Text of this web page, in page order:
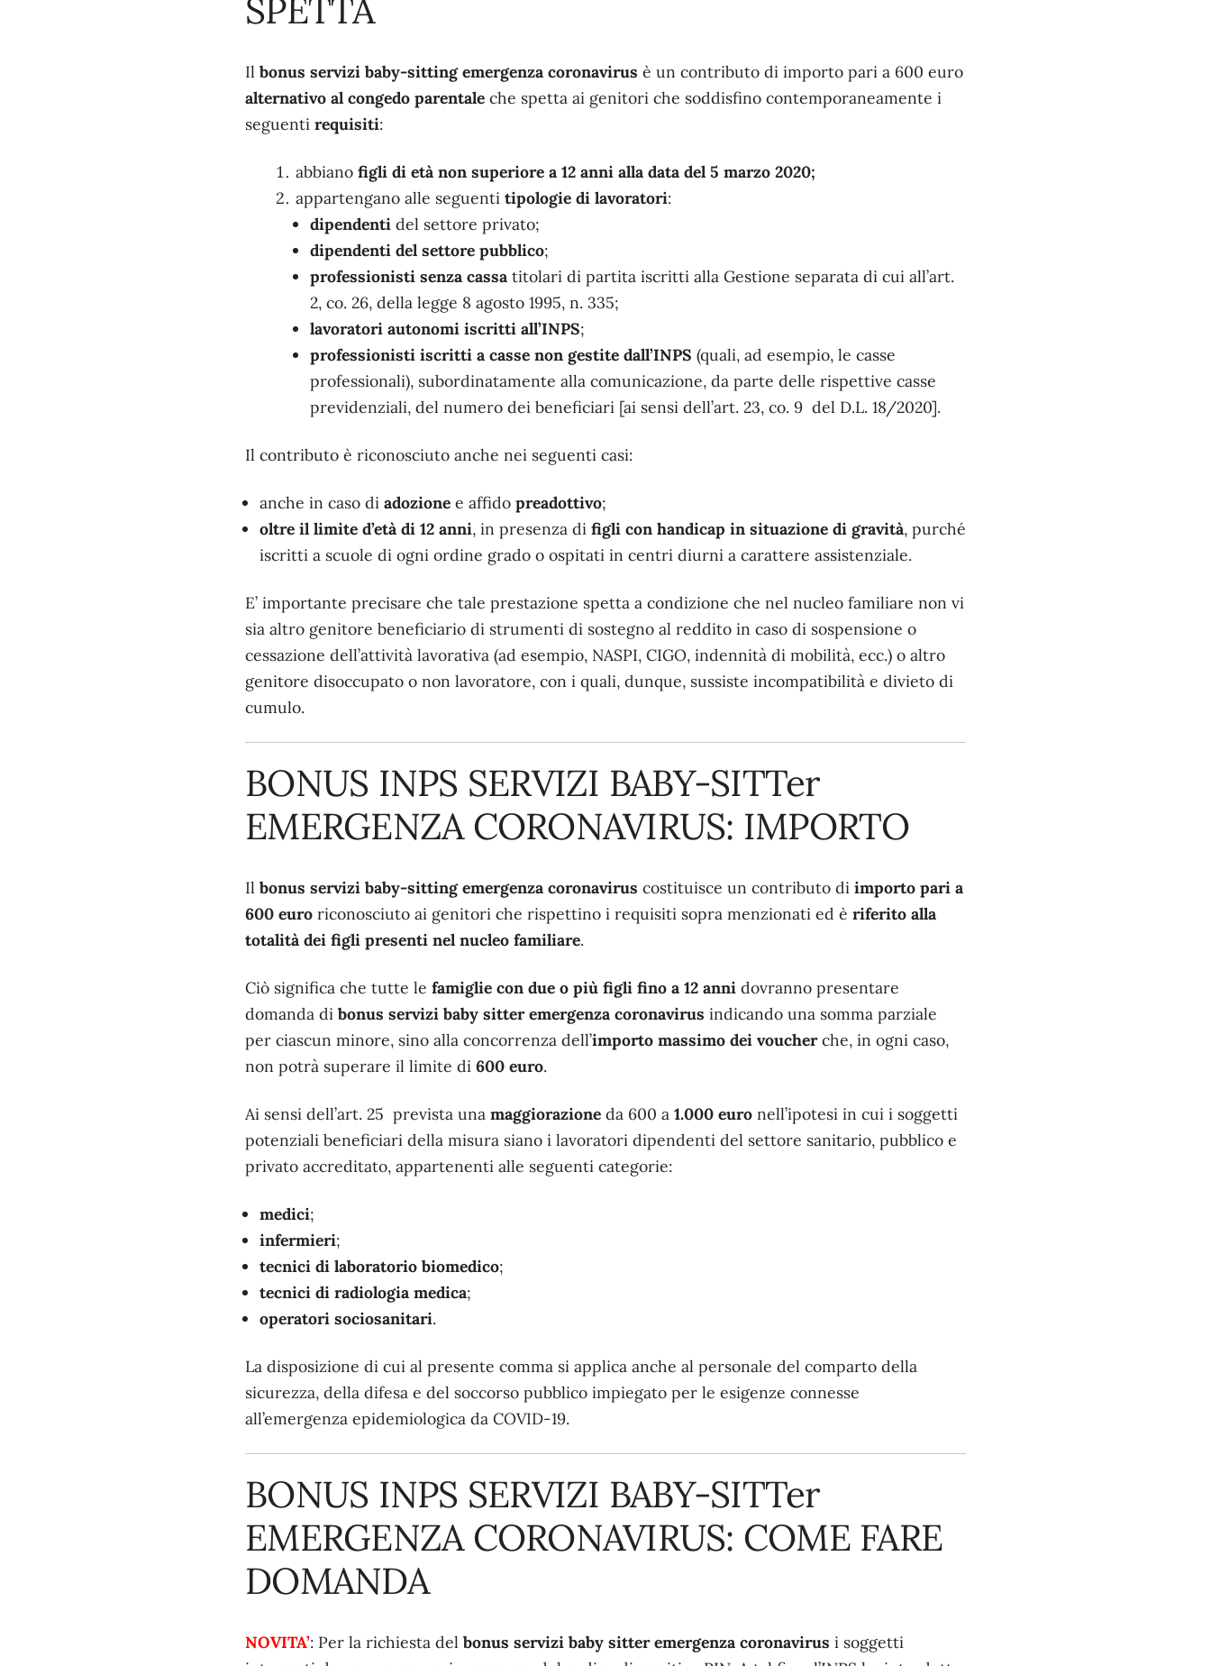
SPETTA
Il bonus servizi baby-sitting emergenza coronavirus è un contributo di importo pari a 600 euro
alternativo al congedo parentale che spetta ai genitori che soddisfino contemporaneamente i
seguenti requisiti:
abbiano figli di età non superiore a 12 anni alla data del 5 marzo 2020;
appartengano alle seguenti tipologie di lavoratori:
dipendenti del settore privato;
dipendenti del settore pubblico;
professionisti senza cassa titolari di partita iscritti alla Gestione separata di cui all’art.
2, co. 26, della legge 8 agosto 1995, n. 335;
lavoratori autonomi iscritti all’INPS;
professionisti iscritti a casse non gestite dall’INPS (quali, ad esempio, le casse
professionali), subordinatamente alla comunicazione, da parte delle rispettive casse
previdenziali, del numero dei beneficiari [ai sensi dell’art. 23, co. 9 del D.L. 18/2020].
Il contributo è riconosciuto anche nei seguenti casi:
anche in caso di adozione e affido preadottivo;
oltre il limite d’età di 12 anni, in presenza di figli con handicap in situazione di gravità, purché
iscritti a scuole di ogni ordine grado o ospitati in centri diurni a carattere assistenziale.
E’ importante precisare che tale prestazione spetta a condizione che nel nucleo familiare non vi
sia altro genitore beneficiario di strumenti di sostegno al reddito in caso di sospensione o
cessazione dell’attività lavorativa (ad esempio, NASPI, CIGO, indennità di mobilità, ecc.) o altro
genitore disoccupato o non lavoratore, con i quali, dunque, sussiste incompatibilità e divieto di
cumulo.
BONUS INPS SERVIZI BABY-SITTer
EMERGENZA CORONAVIRUS: IMPORTO
Il bonus servizi baby-sitting emergenza coronavirus costituisce un contributo di importo pari a
600 euro riconosciuto ai genitori che rispettino i requisiti sopra menzionati ed è riferito alla
totalità dei figli presenti nel nucleo familiare.
Ciò significa che tutte le famiglie con due o più figli fino a 12 anni dovranno presentare
domanda di bonus servizi baby sitter emergenza coronavirus indicando una somma parziale
per ciascun minore, sino alla concorrenza dell’importo massimo dei voucherche, in ogni caso,
non potrà superare il limite di 600 euro.
Ai sensi dell’art. 25 prevista una maggiorazione da 600 a 1.000 euro nell’ipotesi in cui i soggetti
potenziali beneficiari della misura siano i lavoratori dipendenti del settore sanitario, pubblico e
privato accreditato, appartenenti alle seguenti categorie:
medici;
infermieri;
tecnici di laboratorio biomedico;
tecnici di radiologia medica;
operatori sociosanitari.
La disposizione di cui al presente comma si applica anche al personale del comparto della
sicurezza, della difesa e del soccorso pubblico impiegato per le esigenze connesse
all’emergenza epidemiologica da COVID-19.
BONUS INPS SERVIZI BABY-SITTer
EMERGENZA CORONAVIRUS: COME FARE
DOMANDA
NOVITA’: Per la richiesta del bonus servizi baby sitter emergenza coronavirus i soggetti